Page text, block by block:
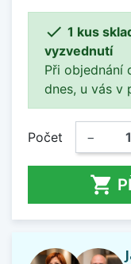
 1 kus
vyzvednutí
Při objednání
dnes, u vás v
Počet −
